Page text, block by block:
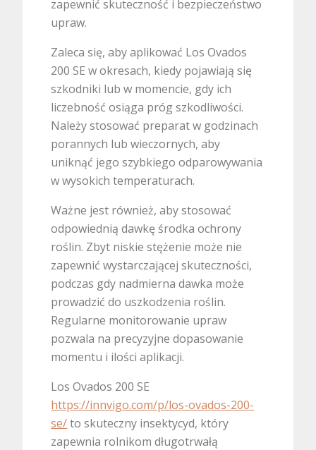
zapewnić skuteczność i bezpieczeństwo
upraw.
Zaleca się, aby aplikować Los Ovados
200 SE w okresach, kiedy pojawiają się
szkodniki lub w momencie, gdy ich
liczebność osiąga próg szkodliwości.
Należy stosować preparat w godzinach
porannych lub wieczornych, aby
uniknąć jego szybkiego odparowywania
w wysokich temperaturach.
Ważne jest również, aby stosować
odpowiednią dawkę środka ochrony
roślin. Zbyt niskie stężenie może nie
zapewnić wystarczającej skuteczności,
podczas gdy nadmierna dawka może
prowadzić do uszkodzenia roślin.
Regularne monitorowanie upraw
pozwala na precyzyjne dopasowanie
momentu i ilości aplikacji.
Los Ovados 200 SE
https://innvigo.com/p/los-ovados-200-
se/to skuteczny insektycyd, który
zapewnia rolnikom długotrwałą